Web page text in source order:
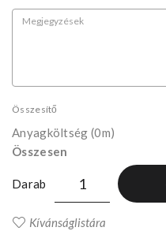
Összesítő
Anyagköltség (0m)
Összesen
Darab
Kívánságlistára